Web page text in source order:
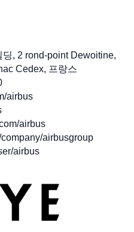
, 2 rond-point Dewoitine,
Cedex, 프랑스
airbus
airbus
airbusgroup
airbus